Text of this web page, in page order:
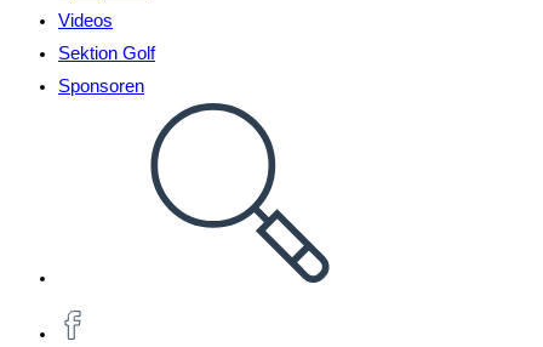
Videos
Sektion Golf
Sponsoren